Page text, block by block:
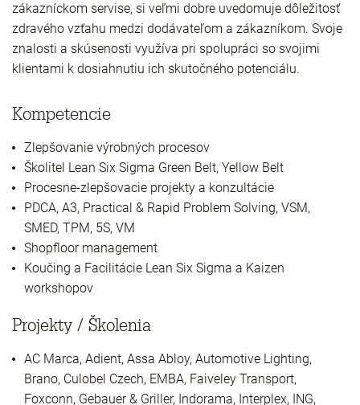
zákazníckom servise, si veľmi dobre uvedomuje dôležitosť
zdravého vzťahu medzi dodávateľom a zákazníkom. Svoje
znalosti a skúsenosti využíva pri spolupráci so svojimi
klientami k dosiahnutiu ich skutočného potenciálu.
Kompetencie
Zlepšovanie výrobných procesov
Školitel Lean Six Sigma Green Belt, Yellow Belt
Procesne-zlepšovacie projekty a konzultácie
PDCA, A3, Practical & Rapid Problem Solving, VSM,
SMED, TPM, 5S, VM
Shopfloor management
Koučing a Facilitácie Lean Six Sigma a Kaizen
workshopov
Projekty / Školenia
AC Marca, Adient, Assa Abloy, Automotive Lighting,
Brano, Culobel Czech, EMBA, Faiveley Transport,
Foxconn, Gebauer & Griller, Indorama, Interplex, ING,